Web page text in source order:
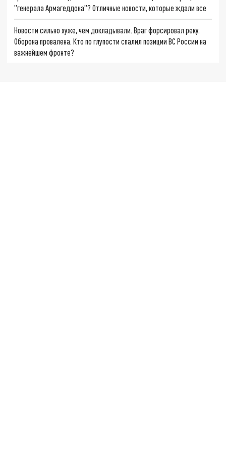
"генерала Армагеддона"? Отличные новости, которые ждали все
Новости сильно хуже, чем докладывали. Враг форсировал реку.
Оборона провалена. Кто по глупости спалил позиции ВС России на
важнейшем фронте?